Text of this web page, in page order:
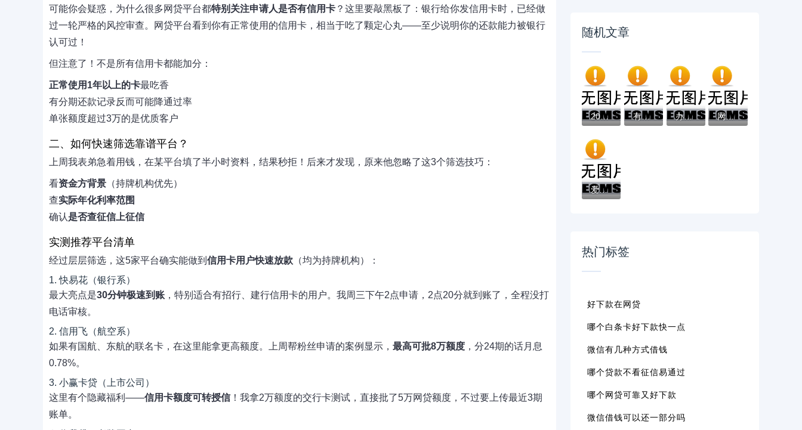
可能你会疑惑，为什么很多网贷平台都特别关注申请人是否有信用卡 ？这里要敲黑板了：银行给你发信用卡时，已经做
过一轮严格的风控审查。网贷平台看到你有正常使用的信用卡，相当于吃了颗定心丸——至少说明你的还款能力被银行
认可过！
但注意了！不是所有信用卡都能加分：
正常使用1年以上的卡最吃香
有分期还款记录反而可能降通过率
单张额度超过3万的是优质客户
二、如何快速筛选靠谱平台？
上周我表弟急着用钱，在某平台填了半小时资料，结果秒拒！后来才发现，原来他忽略了这3个筛选技巧：
看资金方背景 （持牌机构优先）
查实际年化利率范围
确认是否查征信上征信
实测推荐平台清单
经过层层筛选，这5家平台确实能做到 信用卡用户快速放款 （均为持牌机构）：
1. 快易花（银行系）
最大亮点是30分钟极速到账 ，特别适合有招行、建行信用卡的用户。我周三下午2点申请，2点20分就到账了，全程没打
电话审核。
2. 信用飞（航空系）
如果有国航、东航的联名卡，在这里能拿更高额度。上周帮粉丝申请的案例显示， 最高可批8万额度 ，分24期的话月息
0.78%。
3. 小赢卡贷（上市公司）
这里有个隐藏福利——信用卡额度可转授信！我拿2万额度的交行卡测试，直接批了5万网贷额度，不过要上传最近3期
账单。
随机文章
2026年征信不好哪里可以借钱？盘点十大靠谱... 有没有不看征信的借款app？这五类正规渠道帮... 办贷款不看征信？这5个渠道让你快速解决资金... 网友：备用口袋借钱？求介绍几款先还利息后...
爱慕极速贷款平台：最快10分钟放款，低利率...
热门标签
好下款在网贷
哪个白条卡好下款快一点
微信有几种方式借钱
哪个贷款不看征信易通过
哪个网贷可靠又好下款
微信借钱可以还一部分吗